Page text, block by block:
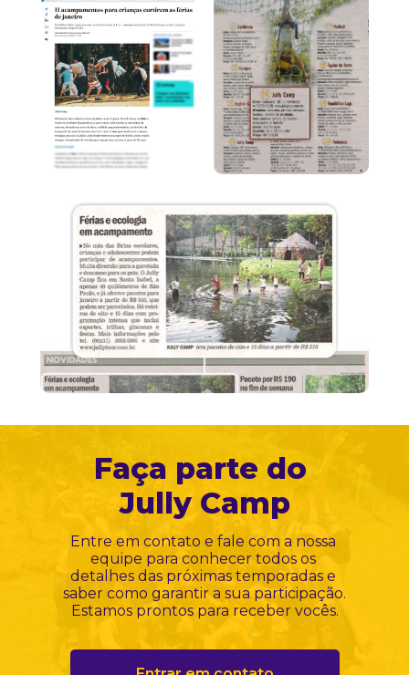
Faça parte do
Jully Camp
Entre em contato e fale com a nossa
equipe para conhecer todos os
detalhes das próximas temporadas e
Estamos prontos para receber vocês.